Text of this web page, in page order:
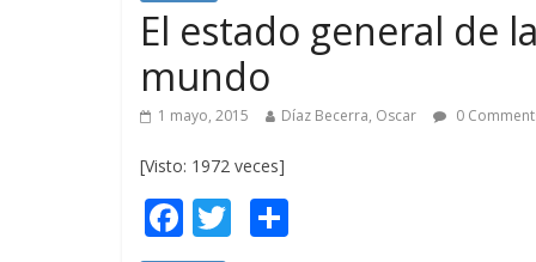
El estado general de
mundo
1 mayo, 2015 Díaz Becerra, Oscar 0
[Visto: 1972 veces]
F T